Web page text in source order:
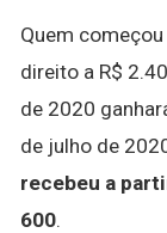
Quem
direito a R$
de 2020
de julho de
recebeu a
600.